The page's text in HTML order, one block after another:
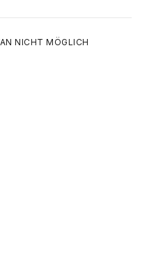
NICHT MÖGLICH